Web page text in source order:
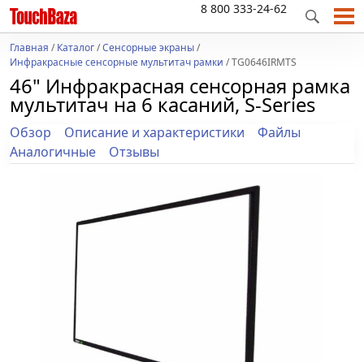
8 800 333-24-62
Главная /Каталог/Сенсорные экраны/
Инфракрасные сенсорные мультитач рамки / TG0646IRMTS
46" Инфракрасная сенсорная рамка
мультитач на 6 касаний, S-Series
Обзор Описание и характеристики
Файлы
Аналогичные
Отзывы